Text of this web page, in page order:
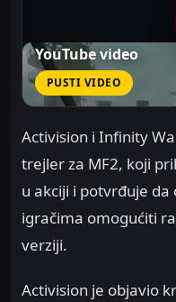
YouTube video
PUSTI VIDEO
Activision i Infinity
trejler za MF2, koji
u akciji i potvrđuje
igračima omogućiti
verziji.
Activision je objavio